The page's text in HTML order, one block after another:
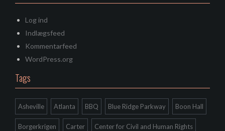
Log ind
Indlægsfeed
Kommentarfeed
WordPress.org
Tags
Asheville Atlanta BBQ Blue Ridge Parkway Boon Hall
Borgerkrigen Carter Center for Civil and Human Rights